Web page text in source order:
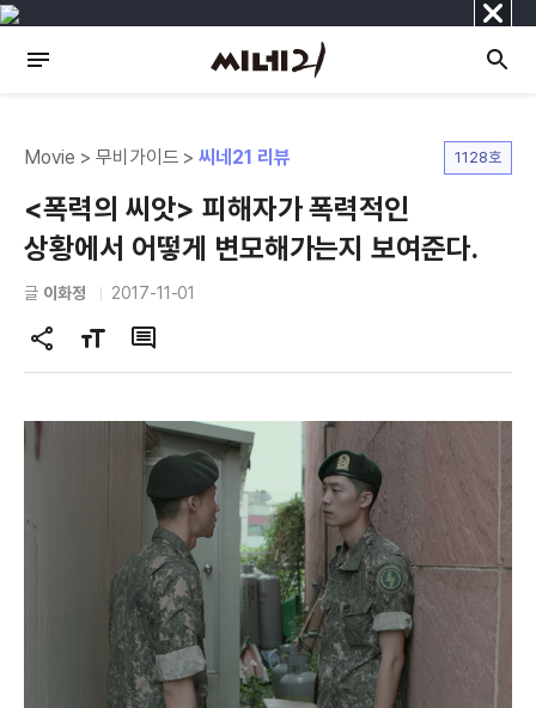
닫
기
Movie > 무비가이드 >씨네21 리뷰 1128호
<폭력의 씨앗> 피해자가 폭력적인
상황에서 어떻게 변모해가는지 보여준다.
글 이화정 2017-11-01
공
유
기
글
자
기
댓
글